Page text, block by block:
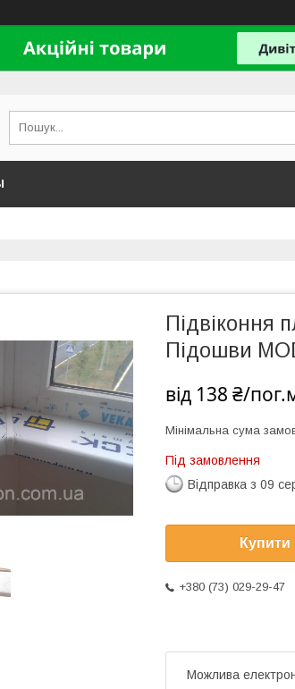
Підвіконня
Підошви
від 138 ₴/
Мінімальна сума
Під замовлення
Відправка з 09
Купити
+380 (73) 029-29-47